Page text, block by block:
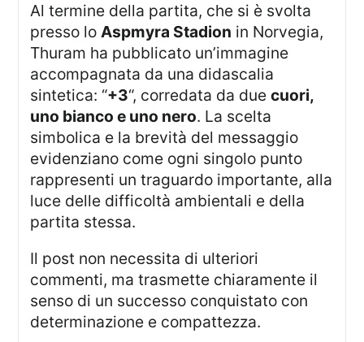
Al termine della partita, che si è svolta
presso loAspmyra Stadion in Norvegia,
Thuram ha pubblicato un’immagine
accompagnata da una didascalia
sintetica: “+3“, corredata da duecuori,
uno bianco e uno nero. La scelta
simbolica e la brevità del messaggio
evidenziano come ogni singolo punto
rappresenti un traguardo importante, alla
luce delle difficoltà ambientali e della
partita stessa.
Il post non necessita di ulteriori
commenti, ma trasmette chiaramente il
senso di un successo conquistato con
determinazione e compattezza.